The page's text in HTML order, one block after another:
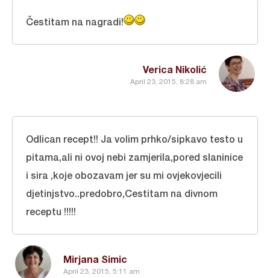
Verica Nikolić
April 23, 2015, 8:28 am
Čestitam na nagradi!
Mirjana Simic
April 23, 2015, 5:11 am
Odlican recept!! Ja volim prhko/sipkavo testo u
pitama,ali ni ovoj nebi zamjerila,pored slaninice
i sira ,koje obozavam jer su mi ovjekovjecili
djetinjstvo..predobro,Cestitam na divnom
receptu !!!!!